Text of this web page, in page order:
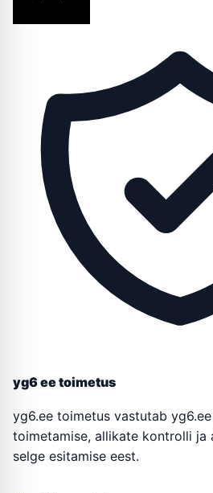
yg6 ee toimetus
yg6.ee toimetus vastutab
toimetamise, allikate kontrolli ja
selge esitamise eest.